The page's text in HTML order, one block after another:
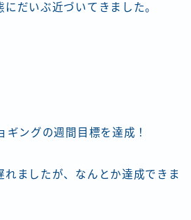
だいぶ近づいてきました。
ギングの週間目標を達成！
れましたが、なんとか達成できま